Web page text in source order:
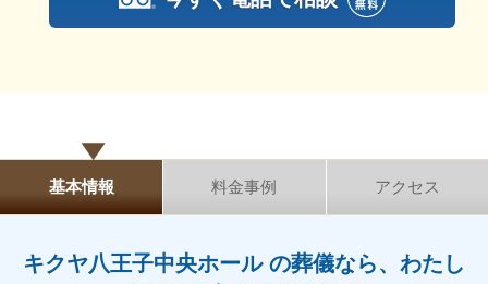
キクヤ八王子中央ホールの家族葬
キクヤ八王子中央ホールの家族葬は、通夜と告別式を
2日間にわたってしっかり執り行う葬儀となります。
キクヤ八王子中央ホールの家族葬は、以下の方におす
基本情報 料金事例 アクセス
キクヤ八王子中央ホール の葬儀なら、わたし